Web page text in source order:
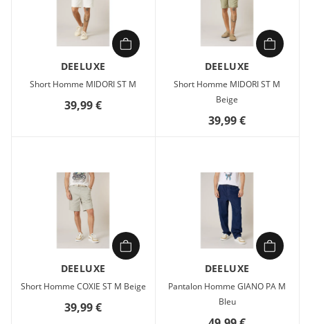
DEELUXE
Short Homme MIDORI ST M
39,99 €
DEELUXE
Short Homme MIDORI ST M
Beige
39,99 €
DEELUXE
Short Homme COXIE ST M Beige
39,99 €
DEELUXE
Pantalon Homme GIANO PA M
Bleu